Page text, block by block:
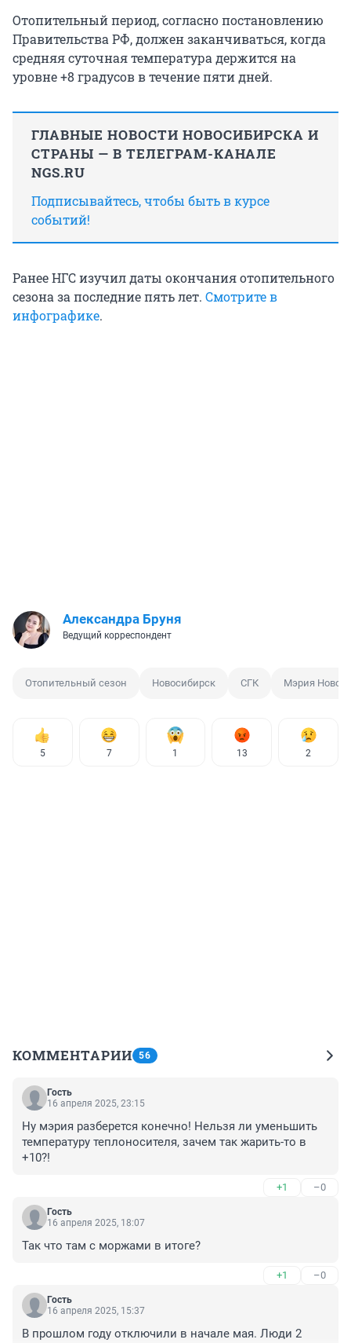
Отопительный период, согласно постановлению
Правительства РФ, должен заканчиваться, когда
средняя суточная температура держится на
уровне +8 градусов в течение пяти дней.
ГЛАВНЫЕ НОВОСТИ НОВОСИБИРСКА И
СТРАНЫ — В ТЕЛЕГРАМ-КАНАЛЕ
NGS.RU
Подписывайтесь, чтобы быть в курсе
событий!
Ранее НГС изучил даты окончания отопительного
сезона за последние пять лет. Смотрите в
инфографике.
Александра Бруня
Ведущий корреспондент
Отопительный сезон Новосибирск СГК Мэрия
5 7 1 13 2
КОММЕНТАРИИ 56
Гость
16 апреля 2025, 23:15
Ну мэрия разберется конечно! Нельзя ли уменьшить
температуру теплоносителя, зачем так жарить-то в
+10?!
+1 –0
Гость
16 апреля 2025, 18:07
Так что там с моржами в итоге?
+1 –0
Гость
16 апреля 2025, 15:37
В прошлом году отключили в начале мая. Люди 2